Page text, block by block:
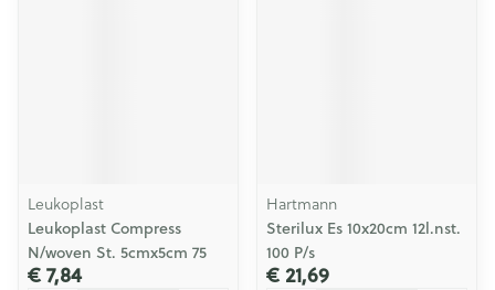
Leukoplast
Leukoplast Compress
N/woven St. 5cmx5cm 75
€ 7,84
Hartmann
Sterilux Es 10x20cm 12l.nst.
100 P/s
€ 21,69